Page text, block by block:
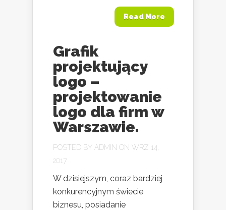
Read More
Grafik
projektujący
logo –
projektowanie
logo dla firm w
Warszawie.
POSTED BY ADMIN ON WRZ 14,
2017
W dzisiejszym, coraz bardziej
konkurencyjnym świecie
biznesu, posiadanie